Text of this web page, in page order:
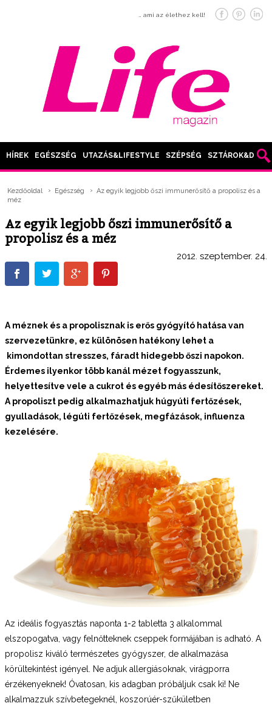
… ami az élethez kell!
HÍREK EGÉSZSÉG UTAZÁS&LIFESTYLE SZÉPSÉG SZTÁROK&DIVAT
Kezdőoldal Egészség
Az egyik legjobb őszi immunerősítő a propolisz és a
méz
Az egyik legjobb őszi immunerősítő a
propolisz és a méz
2012. szeptember. 24.
A méznek és a propolisznak is erős gyógyító hatása van
szervezetünkre, ez különösen hatékony lehet a
kimondottan stresszes, fáradt hidegebb őszi napokon.
Érdemes ilyenkor több kanál mézet fogyasszunk,
helyettesítve vele a cukrot és egyéb más édesítőszereket.
A propoliszt pedig alkalmazhatjuk húgyúti fertőzések,
gyulladások, légúti fertőzések, megfázások, influenza
kezelésére.
Az ideális fogyasztás naponta 1-2 tabletta 3 alkalommal
elszopogatva, vagy felnőtteknek cseppek formájában is adható. A
propolisz kiváló természetes gyógyszer, de alkalmazása
körültekintést igényel. Ne adjuk allergiásoknak, virágporra
érzékenyeknek! Óvatosan, kis adagban próbáljuk csak ki! Ne
alkalmazzuk szívbetegeknél, koszorúér-szűkületben